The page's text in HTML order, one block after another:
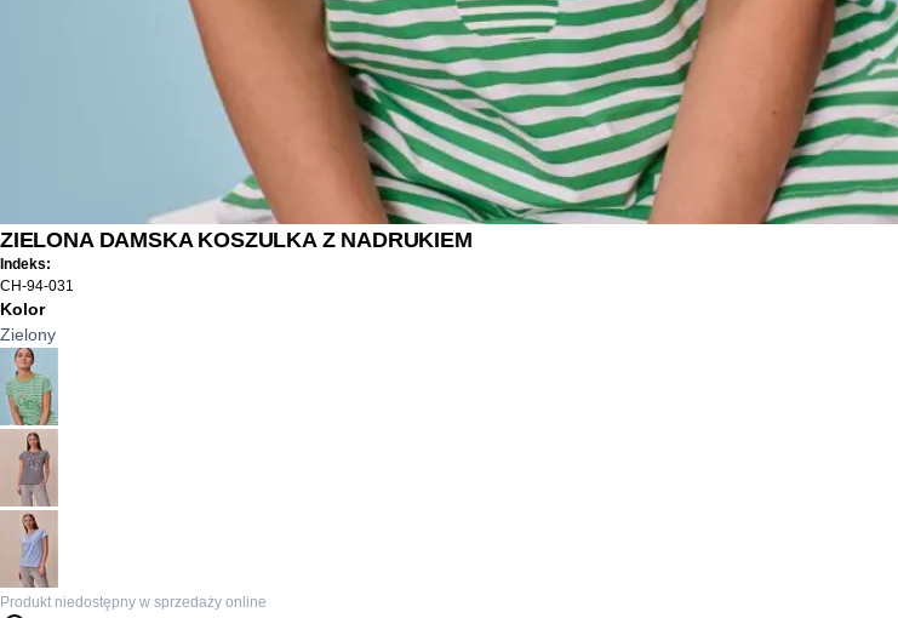
ZIELONA DAMSKA KOSZULKA Z NADRUKIEM
Indeks:
CH-94-031
Kolor
Zielony
Produkt niedostępny w sprzedaży online